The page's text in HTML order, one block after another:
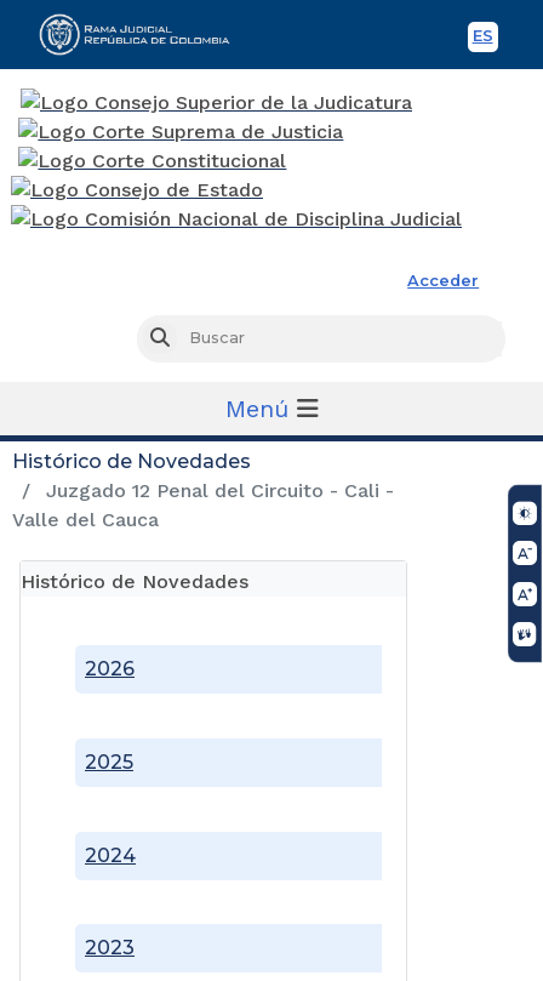
ES
Acceder
Buscar
Menú
Histórico de Novedades
Juzgado 12 Penal del Circuito - Cali -
Valle del Cauca
Histórico de Novedades
2023
2024
2025
2026